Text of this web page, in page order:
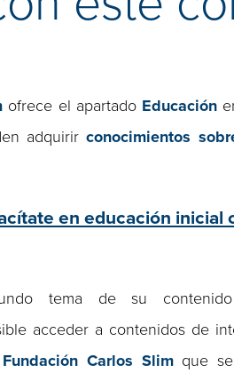
ofrece el apartado Educación
adquirirconocimientos
en educación inicial
tema de su
acceder a contenidos de
Fundación Carlos Slim que